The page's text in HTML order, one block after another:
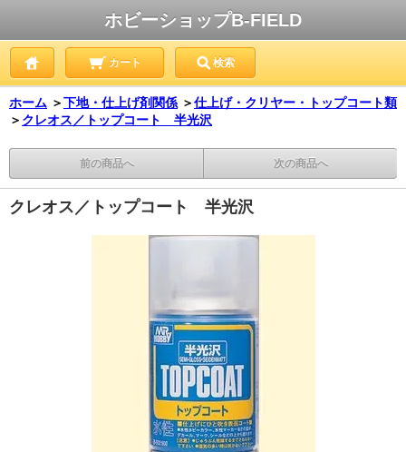
ホビーショップB-FIELD
カート 検索
ホーム ＞下地・仕上げ剤関係 ＞仕上げ・クリヤー・トップコート類
＞ クレオス／トップコート 半光沢
前の商品へ 次の商品へ
クレオス／トップコート 半光沢